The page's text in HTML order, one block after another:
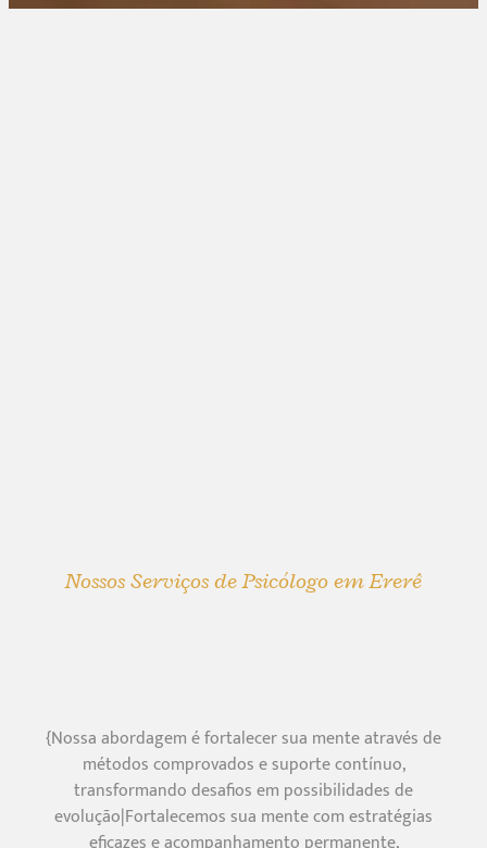
Nossos Serviços de Psicólogo em Ererê
{Nossa abordagem é fortalecer sua mente através de
métodos comprovados e suporte contínuo,
transformando desafios em possibilidades de
evolução|Fortalecemos sua mente com estratégias